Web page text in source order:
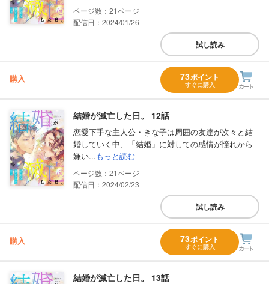
21
配信日：2024/01/26
試し読み
購入 73ポイント
すぐに購入
結婚が滅亡した日。 12話
恋愛下手な主人公・きな子は周囲の友達が次々と結
婚していく中、「結婚」に対しての感情が憧れから
嫌い...もっと読む
21
配信日：2024/02/23
試し読み
購入 73ポイント
すぐに購入
結婚が滅亡した日。 13話